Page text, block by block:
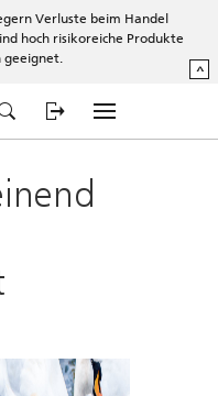
Verluste beim Handel
hoch risikoreiche Produkte
geeignet.
^